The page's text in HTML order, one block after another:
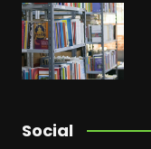
Social